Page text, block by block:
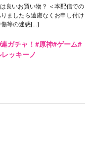
良いお買い物？ ＜本配信での
ましたら遠慮なくお申し付け
傷等の迷惑[…]
ガチャ！#原神#ゲーム#
ッキーノ